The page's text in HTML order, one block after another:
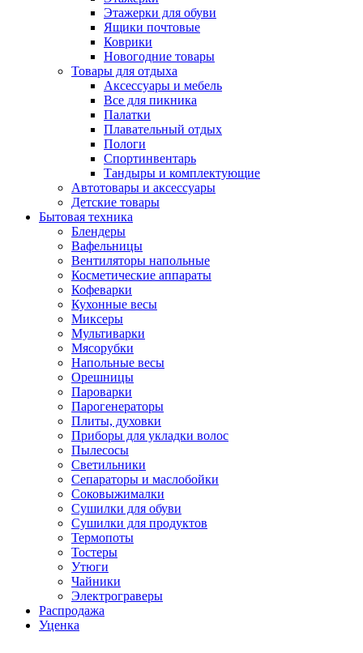
Этажерки для обуви
Ящики почтовые
Коврики
Новогодние товары
Товары для отдыха
Аксессуары и мебель
Все для пикника
Палатки
Плавательный отдых
Пологи
Спортинвентарь
Тандыры и комплектующие
Автотовары и аксессуары
Детские товары
Бытовая техника
Блендеры
Вафельницы
Вентиляторы напольные
Косметические аппараты
Кофеварки
Кухонные весы
Миксеры
Мультиварки
Мясорубки
Напольные весы
Орешницы
Пароварки
Парогенераторы
Плиты, духовки
Приборы для укладки волос
Пылесосы
Светильники
Сепараторы и маслобойки
Соковыжималки
Сушилки для обуви
Сушилки для продуктов
Термопоты
Тостеры
Утюги
Чайники
Электрограверы
Распродажа
Уценка